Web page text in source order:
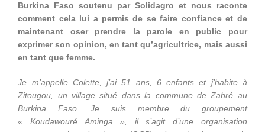
Burkina Faso soutenu par Solidagro et nous raconte
comment cela lui a permis de se faire confiance et de
maintenant oser prendre la parole en public pour
exprimer son opinion, en tant qu’agricultrice, mais aussi
en tant que femme.
Je m’appelle Colette, j’ai51 ans, 6 enfants et j’habite à
Zitougou, un village situé dans la commune de Zabré au
Burkina Faso. Je suis membre du groupement
« Koudawouré Aminga », il s’agit d’une organisation